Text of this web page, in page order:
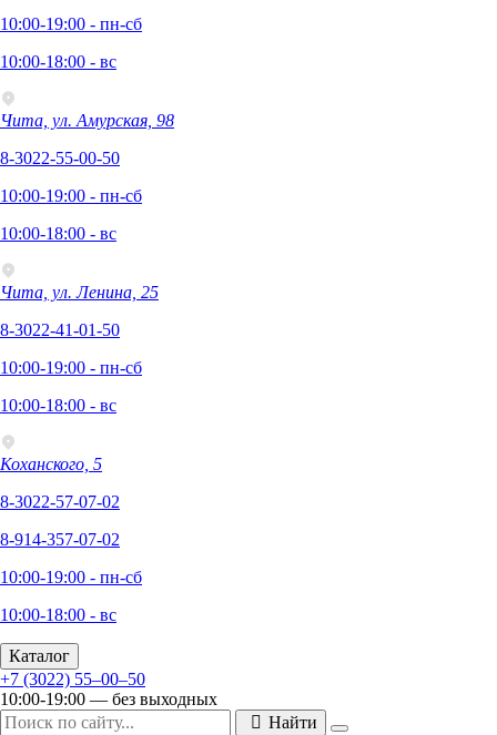
10:00-19:00 - пн-сб
10:00-18:00 - вс
Чита, ул. Амурская, 98
8-3022-55-00-50
10:00-19:00 - пн-сб
10:00-18:00 - вс
Чита, ул. Ленина, 25
8-3022-41-01-50
10:00-19:00 - пн-сб
10:00-18:00 - вс
Коханского, 5
8-3022-57-07-02
8-914-357-07-02
10:00-19:00 - пн-сб
10:00-18:00 - вс
Каталог
+7 (3022) 55‒00‒50
10:00-19:00 — без выходных
Найти